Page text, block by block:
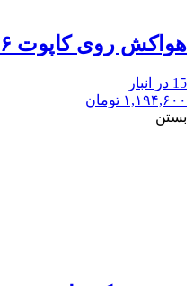
هواکش روی کاپوت ۲۰۶ رنگ زرد براق
15 در انبار
۱,۱۹۴,۶۰۰ تومان
بستن